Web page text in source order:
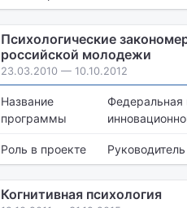
Психологические
российской молодежи
23.03.2010 — 10.10.2012
Название
программы
Федеральная
Роль в проекте Руководитель
Когнитивная психология